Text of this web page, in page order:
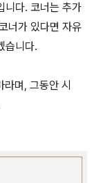
니다. 코너는 추가
너가 있다면 자유
습니다.
며, 그동안 시